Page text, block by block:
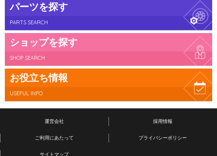
パーツを探す
PARTS SEARCH
ショップを探す
SHOP SEARCH
お役立ち情報
USEFUL INFO
運営会社 採用情報
ご利用にあたって プライバシーポリシー
サイトマップ